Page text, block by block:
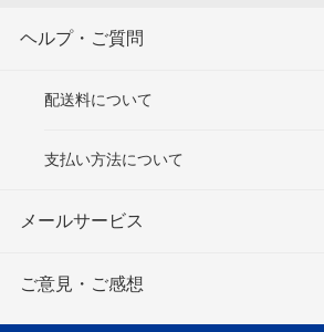
ヘルプ・ご質問
配送料について
支払い方法について
メールサービス
ご意見・ご感想